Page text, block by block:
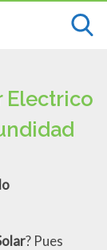
Electrico
? Pues